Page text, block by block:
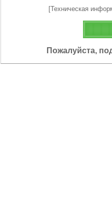
[Техническая
Пожалуйста,